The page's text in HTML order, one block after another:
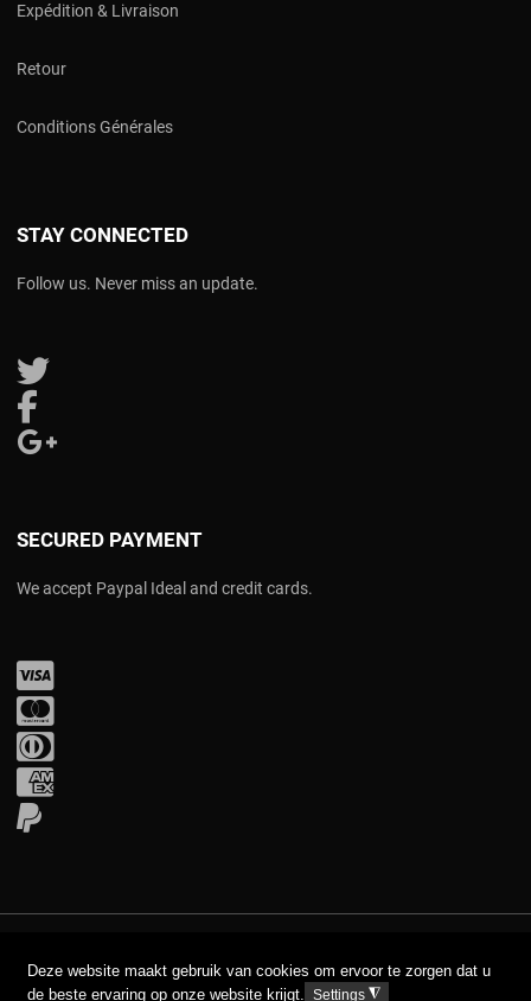
Deze website maakt gebruik van cookies om ervoor te zorgen dat u
de beste ervaring op onze website krijgt.
Settings◮
Expédition & Livraison
Retour
Conditions Générales
STAY CONNECTED
Follow us. Never miss an update.
Follow us on Twitter
SECURED PAYMENT
We accept Paypal Ideal and credit cards.
PayPal